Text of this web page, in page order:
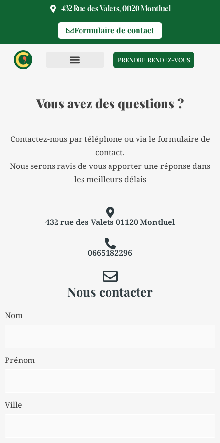
432 Rue des Valets, 01120 Montluel
Formulaire de contact
PRENDRE RENDEZ-VOUS
Vous avez des questions ?
Contactez-nous par téléphone ou via le formulaire de
contact.
Nous serons ravis de vous apporter une réponse dans
les meilleurs délais
432 rue des Valets 01120 Montluel
0665182296
Nous contacter
Nom
Prénom
Ville